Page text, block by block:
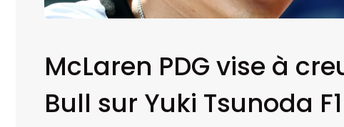
McLaren PDG vise à
Bull sur Yuki Tsunoda